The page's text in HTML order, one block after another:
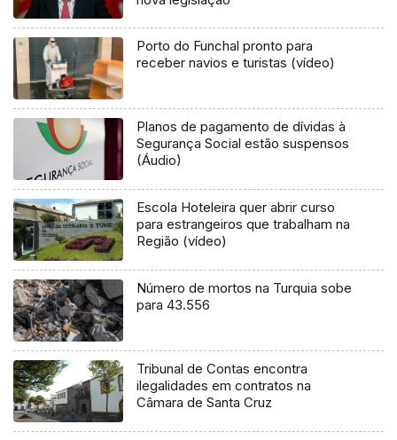
Porto do Funchal pronto para
receber navios e turistas (vídeo)
Planos de pagamento de dívidas à
Segurança Social estão suspensos
(Áudio)
Escola Hoteleira quer abrir curso
para estrangeiros que trabalham na
Região (vídeo)
Número de mortos na Turquia sobe
para 43.556
Tribunal de Contas encontra
ilegalidades em contratos na
Câmara de Santa Cruz